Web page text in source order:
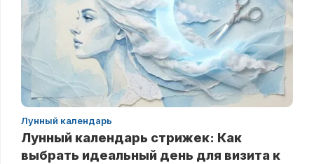
Лунный календарь
Лунный календарь стрижек: Как
выбрать идеальный день для визита к